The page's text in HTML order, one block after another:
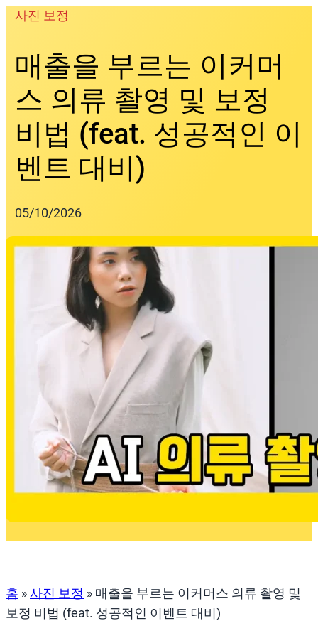
Skip
content
사진 보정
매출을 부르는 이커머
스 의류 촬영 및 보정
비법 (feat. 성공적인 이
벤트 대비)
05/10/2026
홈 »사진 보정 » 매출을 부르는 이커머스 의류 촬영 및
보정 비법 (feat. 성공적인 이벤트 대비)